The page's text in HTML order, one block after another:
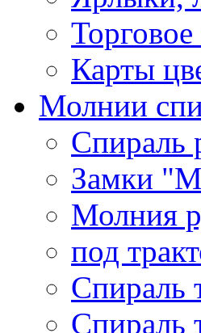
Карты
Молнии
Спираль
Замки
Молния
под
Спираль
Спираль